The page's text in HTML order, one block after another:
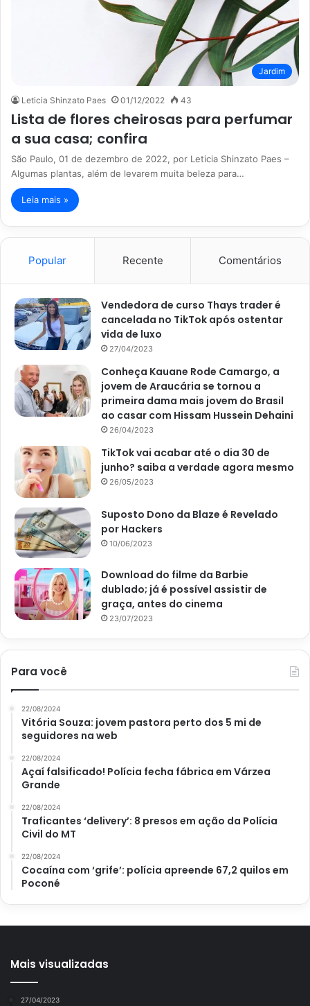
Jardim
Leticia Shinzato Paes 01/12/2022 43
Lista de flores cheirosas para perfumar
a sua casa; confira
São Paulo, 01 de dezembro de 2022, por Leticia Shinzato Paes –
Algumas plantas, além de levarem muita beleza para…
Leia mais »
Popular Recente Comentários
Vendedora de curso Thays trader é
cancelada no TikTok após ostentar
vida de luxo
27/04/2023
Conheça Kauane Rode Camargo, a
jovem de Araucária se tornou a
primeira dama mais jovem do Brasil
ao casar com Hissam Hussein Dehaini
26/04/2023
TikTok vai acabar até o dia 30 de
junho? saiba a verdade agora mesmo
26/05/2023
Suposto Dono da Blaze é Revelado
por Hackers
10/06/2023
Download do filme da Barbie
dublado; já é possível assistir de
graça, antes do cinema
23/07/2023
Para você
22/08/2024
Vitória Souza: jovem pastora perto dos 5 mi de
seguidores na web
22/08/2024
Açaí falsificado! Polícia fecha fábrica em Várzea
Grande
22/08/2024
Traficantes ‘delivery’: 8 presos em ação da Polícia
Civil do MT
22/08/2024
Cocaína com ‘grife’: polícia apreende 67,2 quilos em
Poconé
Mais visualizadas
27/04/2023